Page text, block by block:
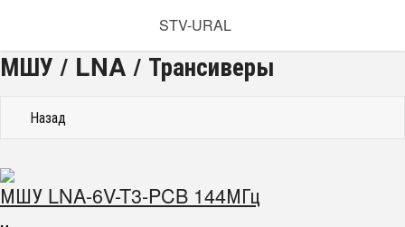
STV-URAL
МШУ / LNA / Трансиверы
Назад
МШУ LNA-6V-T3-PCB 144МГц